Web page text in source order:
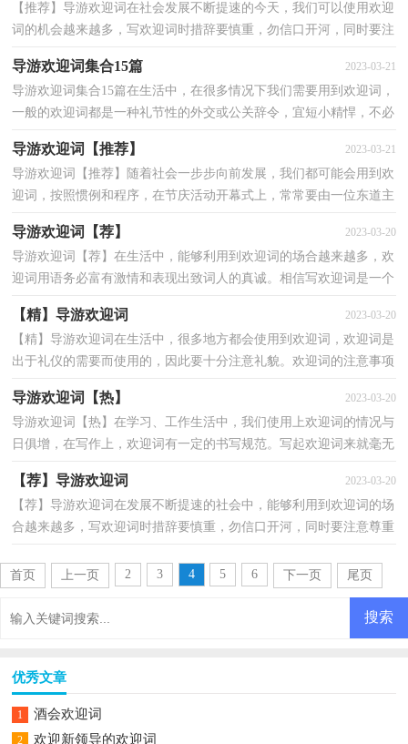
【推荐】导游欢迎词在社会发展不断提速的今天，我们可以使用欢迎
词的机会越来越多，写欢迎词时措辞要慎重，勿信口开河，同时要注
导游欢迎词集合15篇 2023-03-21
导游欢迎词集合15篇在生活中，在很多情况下我们需要用到欢迎词，
一般的欢迎词都是一种礼节性的外交或公关辞令，宜短小精悍，不必
导游欢迎词【推荐】 2023-03-21
导游欢迎词【推荐】随着社会一步步向前发展，我们都可能会用到欢
迎词，按照惯例和程序，在节庆活动开幕式上，常常要由一位东道主
导游欢迎词【荐】 2023-03-20
导游欢迎词【荐】在生活中，能够利用到欢迎词的场合越来越多，欢
迎词用语务必富有激情和表现出致词人的真诚。相信写欢迎词是一个
【精】导游欢迎词 2023-03-20
【精】导游欢迎词在生活中，很多地方都会使用到欢迎词，欢迎词是
出于礼仪的需要而使用的，因此要十分注意礼貌。欢迎词的注意事项
导游欢迎词【热】 2023-03-20
导游欢迎词【热】在学习、工作生活中，我们使用上欢迎词的情况与
日俱增，在写作上，欢迎词有一定的书写规范。写起欢迎词来就毫无
【荐】导游欢迎词 2023-03-20
【荐】导游欢迎词在发展不断提速的社会中，能够利用到欢迎词的场
合越来越多，写欢迎词时措辞要慎重，勿信口开河，同时要注意尊重
首页
上一页 2 3 4 5 6 下一页 尾页
优秀文章
1 酒会欢迎词
2 欢迎新领导的欢迎词